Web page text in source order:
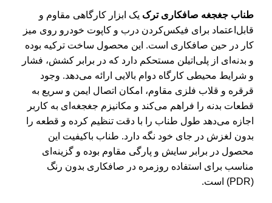
طناب جغجغه صافکاری ترک یک ابزار کارگاهی مقاوم و
قابل‌اعتماد برای فیکس‌کردن درب و کاپوت خودرو روی میز
کار در حین صافکاری است. این محصول ساخت ترکیه بوده
و بدنه‌ای از پلی‌اتیلن مستحکم دارد که در برابر کشش، فشار
و شرایط محیطی کارگاه دوام بالایی ارائه می‌دهد. وجود
قرقره و قلاب فلزی مقاوم، امکان اتصال ایمن و سریع به
قطعات بدنه را فراهم می‌کند و مکانیزم جغجغه‌ای به کاربر
اجازه می‌دهد طول طناب را با دقت تنظیم کرده و قطعه را
بدون لغزش در جای خود نگه دارد. طناب باکیفیت این
محصول در برابر سایش و پارگی مقاوم بوده و گزینه‌ای
مناسب برای استفاده روزمره در صافکاری بدون رنگ
(PDR) است.